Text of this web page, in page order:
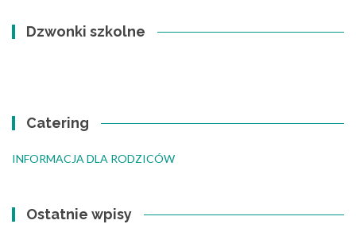
Dzwonki szkolne
Catering
INFORMACJA DLA RODZICÓW
Ostatnie wpisy